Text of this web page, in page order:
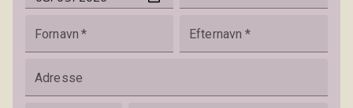
Fornavn * Efternavn *
Adresse